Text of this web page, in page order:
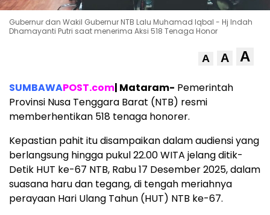
Gubernur dan Wakil Gubernur NTB Lalu Muhamad Iqbal - Hj Indah
Dhamayanti Putri saat menerima Aksi 518 Tenaga Honor
A A A
SUMBAWAPOST.com| Mataram- Pemerintah
Provinsi Nusa Tenggara Barat (NTB) resmi
memberhentikan 518 tenaga honorer.
Kepastian pahit itu disampaikan dalam audiensi yang
berlangsung hingga pukul 22.00 WITA jelang ditik-
Detik HUT ke-67 NTB, Rabu 17 Desember 2025, dalam
suasana haru dan tegang, di tengah meriahnya
perayaan Hari Ulang Tahun (HUT) NTB ke-67.